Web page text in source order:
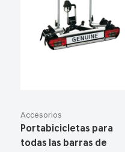
Accesorios
Portabicicletas para
todas las barras de